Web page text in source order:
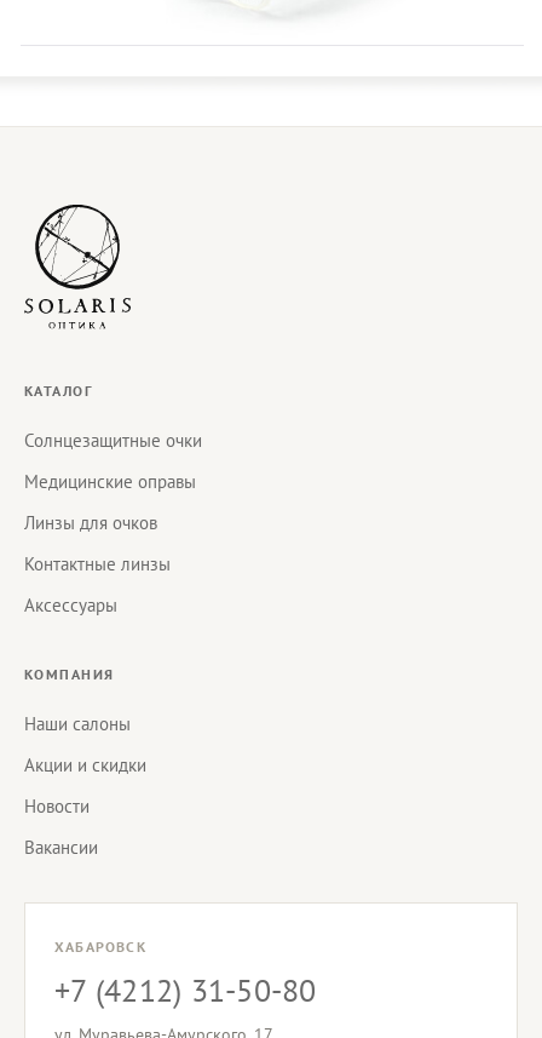
КАТАЛОГ
Солнцезащитные очки
Медицинские оправы
Линзы для очков
Контактные линзы
Аксессуары
КОМПАНИЯ
Наши салоны
Акции и скидки
Новости
Вакансии
ХАБАРОВСК
+7 (4212) 31-50-80